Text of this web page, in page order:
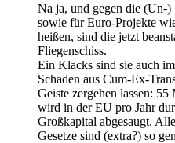
Na ja, und gegen die (Un-
sowie für Euro-Projekte
heißen, sind die jetzt
Fliegenschiss.
Ein Klacks sind sie auch
Schaden aus Cum-Ex-
Geiste zergehen lassen:
wird in der EU pro Jahr
Großkapital abgesaugt.
Gesetze sind (extra?) so